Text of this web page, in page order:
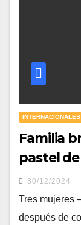
INTERNACIONALES
Familia
pastel
30/12/2024
Tres mujeres
después de